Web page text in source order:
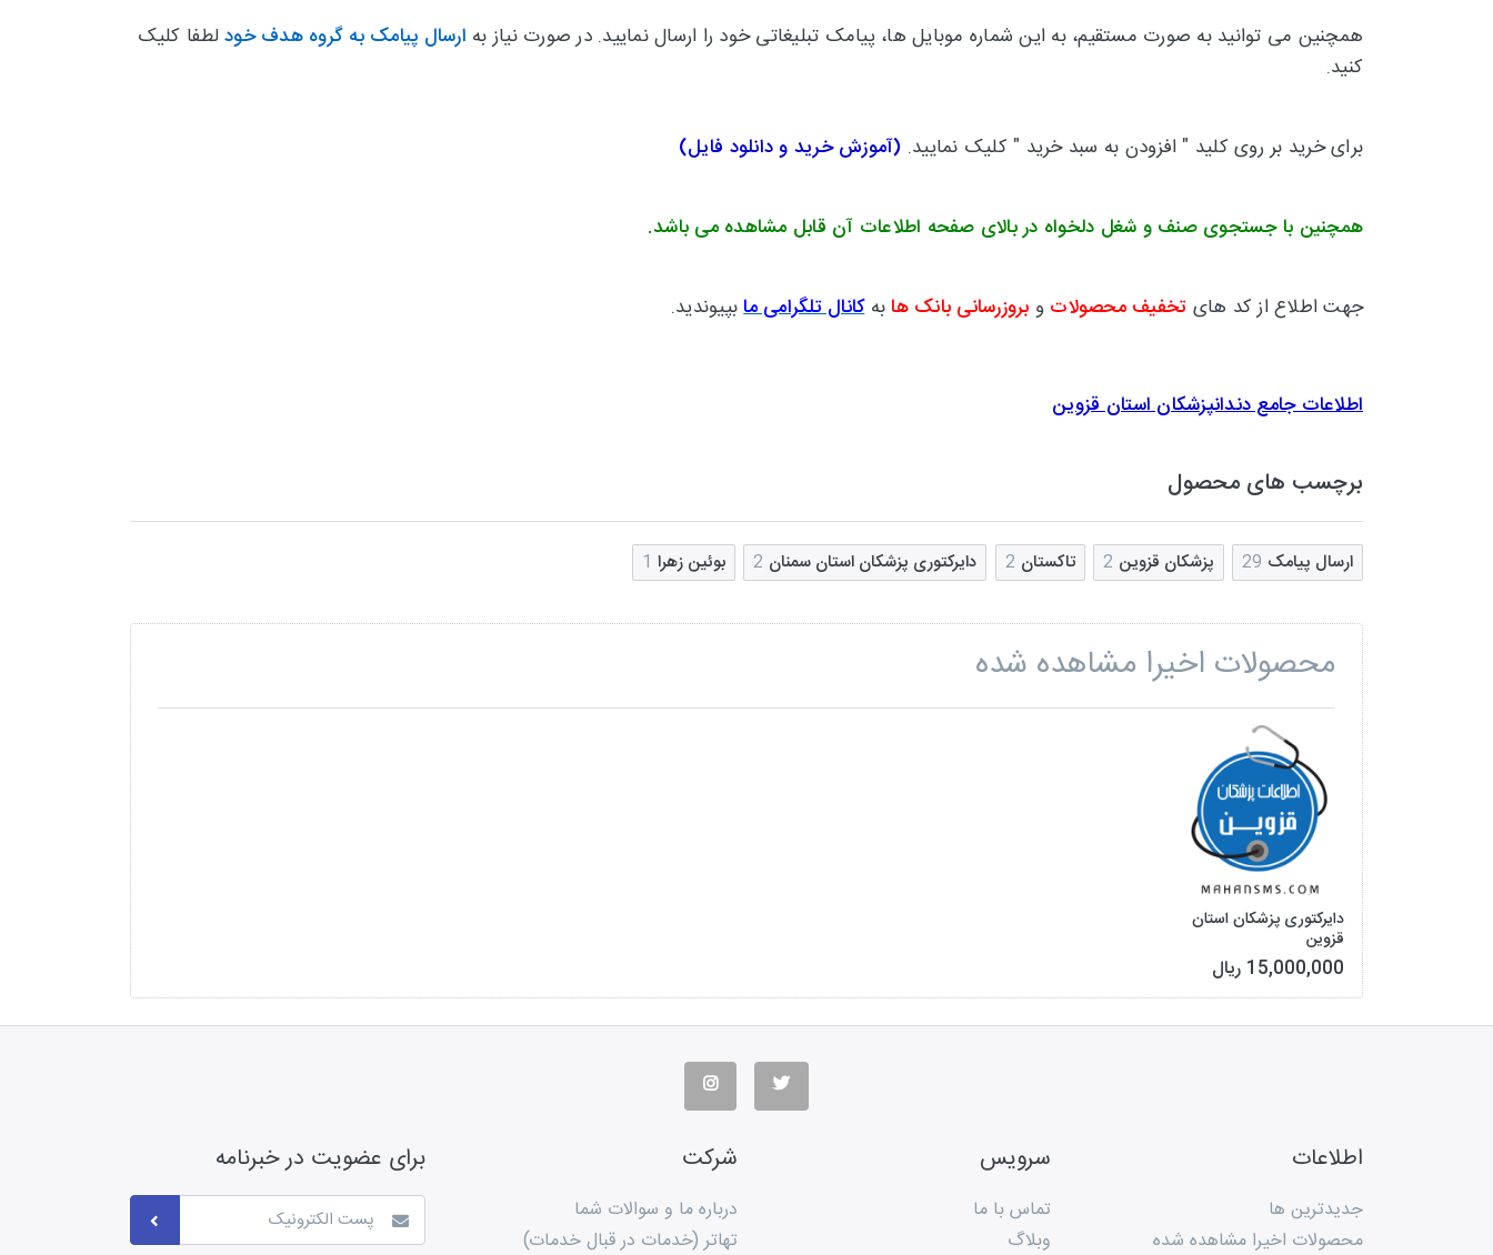
همچنین می توانید به صورت مستقیم، به این شماره موبایل ها، پیامک تبلیغاتی خود را ارسال نمایید. در صورت نیاز به ارسال پیامک به گروه هدف خودلطفا کلیک
کنید.
برای خرید بر روی کلید " افزودن به سبد خرید " کلیک نمایید. (آموزش خرید و دانلود فایل)
همچنین با جستجوی صنف و شغل دلخواه در بالای صفحه اطلاعات آن قابل مشاهده می باشد.
جهت اطلاع از کد های تخفیف محصولات و بروزرسانی بانک هابهکانال تلگرامی مابپیوندید.
اطلاعات جامع دندانپزشکان استان قزوین
برچسب های محصول
ارسال پیامک 29 پزشکان قزوین 2 تاکستان 2 دایرکتوری پزشکان استان سمنان 2 بوئين زهرا 1
محصولات اخیرا مشاهده شده
دایرکتوری پزشکان استان
قزوین
15,000,000 ریال
اطلاعات
جدیدترین ها
محصولات اخیرا مشاهده شده
سرویس
تماس با ما
وبلاگ
شرکت
درباره ما و سوالات شما
تهاتر (خدمات در قبال خدمات)
برای عضویت در خبرنامه